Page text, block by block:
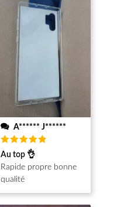
A****** J******
Note5
sur 5
Au top 👌
Rapide propre bonne
qualité